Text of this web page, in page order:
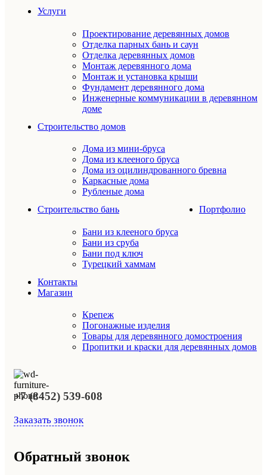
Услуги
Проектирование деревянных домов
Отделка парных бань и саун
Отделка деревянных домов
Монтаж деревянного дома
Монтаж и установка крыши
Фундамент деревянного дома
Инженерные коммуникации в деревянном
доме
Строительство домов
Дома из мини-бруса
Дома из клееного бруса
Дома из оцилиндрованного бревна
Каркасные дома
Рубленые дома
Строительство бань
Бани из клееного бруса
Бани из сруба
Бани под ключ
Турецкий хаммам
Портфолио
Контакты
Магазин
Крепеж
Погонажные изделия
Товары для деревянного домостроения
Пропитки и краски для деревянных домов
+7 (8452) 539-608
Заказать звонок
Обратный звонок